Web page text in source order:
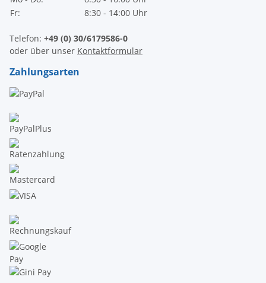
Fr:
8:30 - 14:00 Uhr
Telefon: +49 (0) 30/6179586-0
oder über unser Kontaktformular
Zahlungsarten